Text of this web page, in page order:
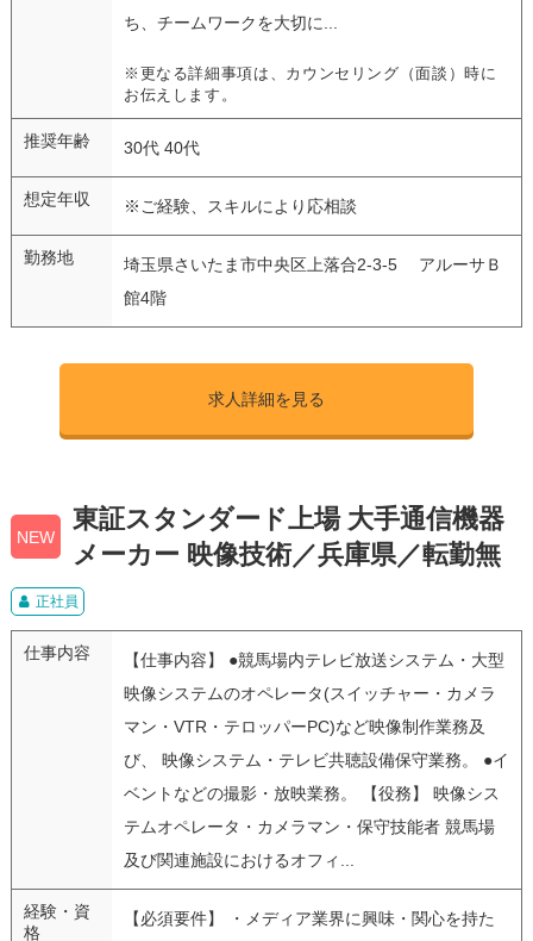
ち、チームワークを大切に...
※更なる詳細事項は、カウンセリング（面談）時に
お伝えします。
推奨年齢 30代 40代
想定年収 ※ご経験、スキルにより応相談
勤務地
埼玉県さいたま市中央区上落合2-3-5 アルーサＢ
館4階
求人詳細を見る
NEW
東証スタンダード上場 大手通信機器
メーカー 映像技術／兵庫県／転勤無
正社員
仕事内容
【仕事内容】 ●競馬場内テレビ放送システム・大型
映像システムのオペレータ(スイッチャー・カメラ
マン・VTR・テロッパーPC)など映像制作業務及
び、 映像システム・テレビ共聴設備保守業務。 ●イ
ベントなどの撮影・放映業務。 【役務】 映像シス
テムオペレータ・カメラマン・保守技能者 競馬場
及び関連施設におけるオフィ...
経験・資
格
【必須要件】 ・メディア業界に興味・関心を持た